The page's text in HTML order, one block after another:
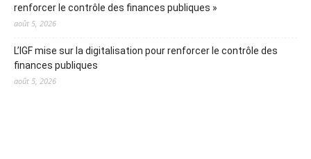
renforcer le contrôle des finances publiques »
août 5, 2026
L’IGF mise sur la digitalisation pour renforcer le contrôle des
finances publiques
août 5, 2026